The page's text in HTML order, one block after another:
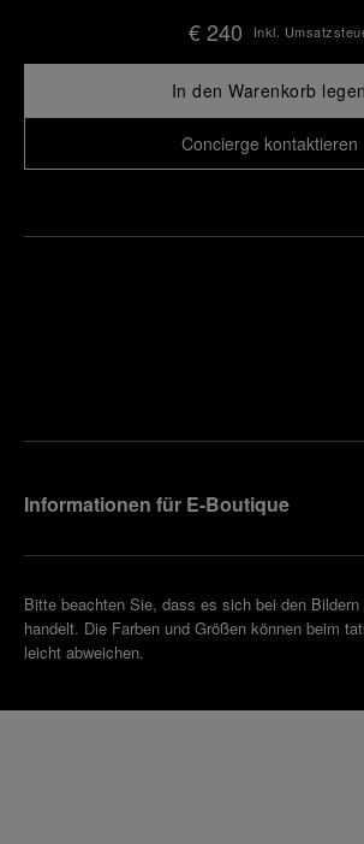
€ 240 Inkl.
In den Warenkorb legen
Concierge kontaktieren
Informationen für E-Boutique
Bitte beachten Sie, dass es sich bei den
handelt. Die Farben und Größen können beim
leicht abweichen.